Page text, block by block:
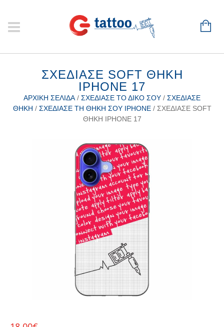
ΣΧΕΔΊΑΣΕ SOFT ΘΉΚΗ
IPHONE 17
ΑΡΧΙΚΉ ΣΕΛΊΔΑ / ΣΧΕΔΊΑΣΕ ΤΟ ΔΙΚΌ ΣΟΥ / ΣΧΕΔΊΑΣΕ
ΘΉΚΗ / ΣΧΕΔΊΑΣΕ ΤΗ ΘΉΚΗ ΣΟΥ IPHONE/ ΣΧΕΔΊΑΣΕ SOFT
ΘΉΚΗ IPHONE 17